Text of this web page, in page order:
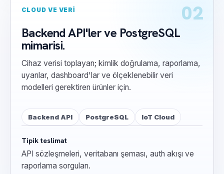
02
CLOUD VE VERI
Backend API'ler ve PostgreSQL
mimarisi.
Cihaz verisi toplayan; kimlik doğrulama, raporlama,
uyarılar, dashboard'lar ve ölçeklenebilir veri
modelleri gerektiren ürünler için.
Backend API PostgreSQL IoT Cloud
Tipik teslimat
API sözleşmeleri, veritabanı şeması, auth akışı ve
raporlama sorguları.